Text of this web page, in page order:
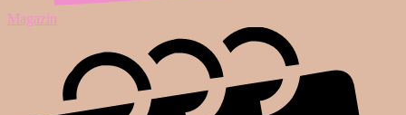
Magazin